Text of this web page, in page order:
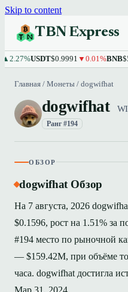
Skip to content
TBN Express
USDT$0.9991▼0.01%BNB
Главная / Монеты / dogwifhat
dogwifhat
Ранг #194
ОБЗОР
dogwifhat Обзор
На 7 августа, 2026
$0.1596, рост на 1.51% за
#194 место по рыночной
— $159.42M, при объёме
часа. dogwifhat достигла